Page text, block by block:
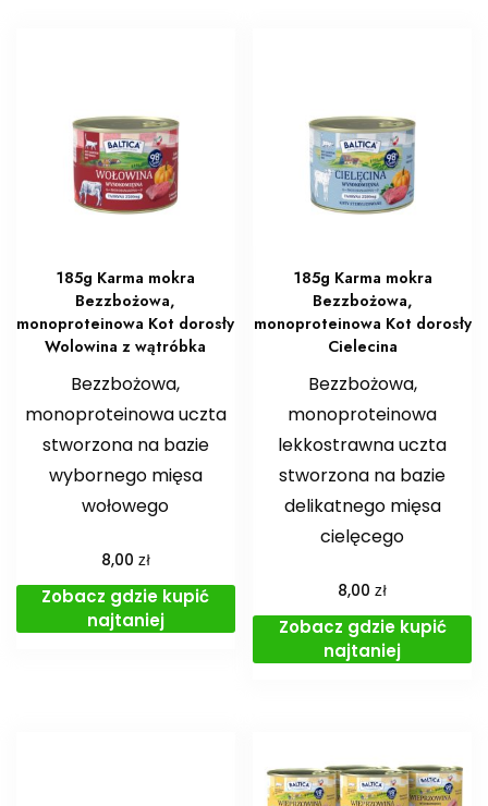
185g Karma mokra
Bezzbożowa,
monoproteinowa Kot dorosły
Wolowina z wątróbka
Bezzbożowa,
monoproteinowa uczta
stworzona na bazie
wybornego mięsa
wołowego
8,00 zł
Zobacz gdzie kupić
najtaniej
185g Karma mokra
Bezzbożowa,
monoproteinowa Kot dorosły
Cielecina
Bezzbożowa,
monoproteinowa
lekkostrawna uczta
stworzona na bazie
delikatnego mięsa
cielęcego
8,00zł
Zobacz gdzie kupić
najtaniej